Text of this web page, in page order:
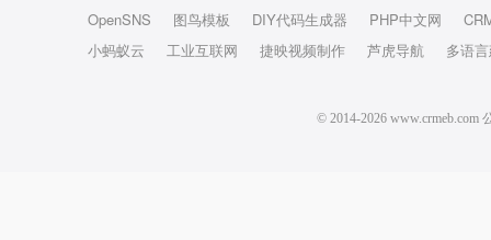
OpenSNS
图鸟模板 DIY代码生成器 PHP中文网
小蚂蚁云
工业互联网 捷映视频制作 芦虎导航 多语
© 2014-2026